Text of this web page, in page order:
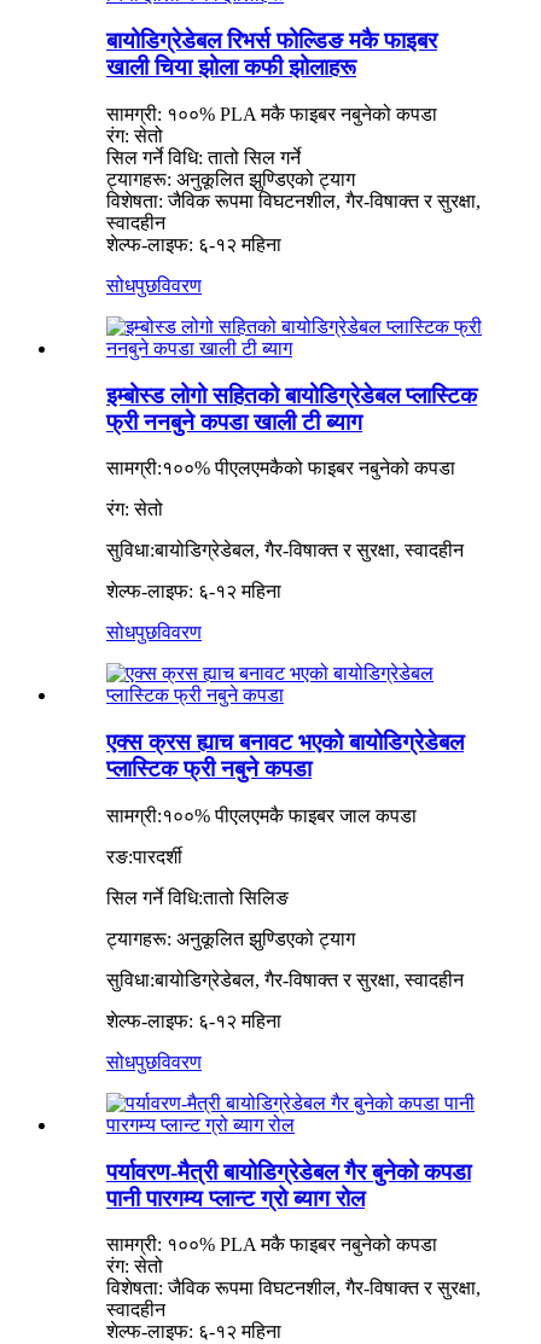
बायोडिग्रेडेबल रिभर्स फोल्डिङ मकै फाइबर
खाली चिया झोला कफी झोलाहरू
सामग्री: १००% PLA मकै फाइबर नबुनेको कपडा
रंग: सेतो
सिल गर्ने विधि: तातो सिल गर्ने
ट्यागहरू: अनुकूलित झुण्डिएको ट्याग
विशेषता: जैविक रूपमा विघटनशील, गैर-विषाक्त र सुरक्षा,
स्वादहीन
शेल्फ-लाइफ: ६-१२ महिना
सोधपुछविवरण
इम्बोस्ड लोगो सहितको बायोडिग्रेडेबल प्लास्टिक
फ्री ननबुने कपडा खाली टी ब्याग
सामग्री:१००% पीएलएमकैको फाइबर नबुनेको कपडा
रंग: सेतो
सुविधा:बायोडिग्रेडेबल, गैर-विषाक्त र सुरक्षा, स्वादहीन
शेल्फ-लाइफ: ६-१२ महिना
सोधपुछविवरण
एक्स क्रस ह्याच बनावट भएको बायोडिग्रेडेबल
प्लास्टिक फ्री नबुने कपडा
सामग्री:१००% पीएलएमकै फाइबर जाल कपडा
रङ:पारदर्शी
सिल गर्ने विधि:तातो सिलिङ
ट्यागहरू: अनुकूलित झुण्डिएको ट्याग
सुविधा:बायोडिग्रेडेबल, गैर-विषाक्त र सुरक्षा, स्वादहीन
शेल्फ-लाइफ: ६-१२ महिना
सोधपुछविवरण
पर्यावरण-मैत्री बायोडिग्रेडेबल गैर बुनेको कपडा
पानी पारगम्य प्लान्ट ग्रो ब्याग रोल
सामग्री: १००% PLA मकै फाइबर नबुनेको कपडा
रंग: सेतो
विशेषता: जैविक रूपमा विघटनशील, गैर-विषाक्त र सुरक्षा,
स्वादहीन
शेल्फ-लाइफ: ६-१२ महिना